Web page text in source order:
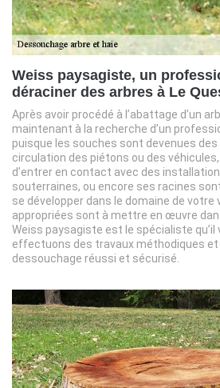
Weiss paysagiste, un
déraciner des arbres à Le
Après avoir procédé à l’abattage d’un
maintenant à la recherche d’un
puisque les souches sont devenues
circulation des piétons ou des
d’entrer en contact avec des
souterraines, ou encore ses racines
se développer dans le domaine de votre
appropriées sont à mettre en œuvre
Weiss paysagiste est le spécialiste qu’il
effectuons des travaux méthodiques
dessouchage réussi et sécurisé.